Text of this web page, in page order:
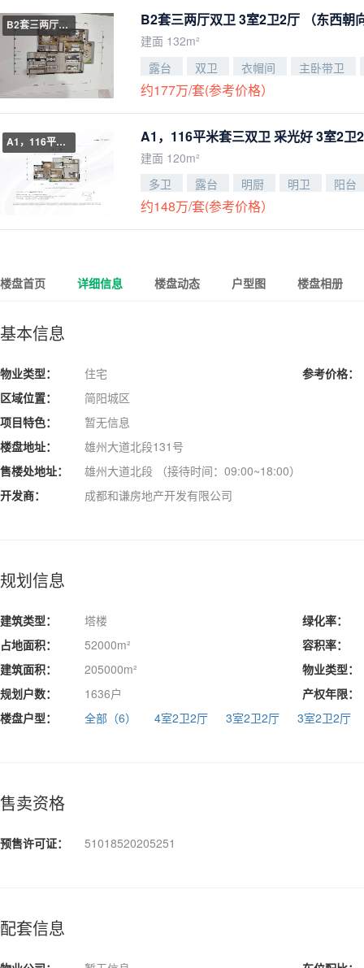
B2套三两厅双卫 B2套三两厅双卫 3室2卫2厅 （东西朝
建面 132m²
露台
双卫 衣帽间 主卧带卫
约177万/套(参考价格）
A1，116平米套三双卫 采光好 A1，116平米套三双卫 采光好 3室2卫
建面 120m²
多卫
露台 明厨 明卫 阳台
约148万/套(参考价格）
楼盘首页 详细信息 楼盘动态 户型图 楼盘相册
基本信息
物业类型： 住宅
参考价格：
区域位置：
简阳城区
项目特色：
暂无信息
楼盘地址：
雄州大道北段131号
售楼处地址：
雄州大道北段 （接待时间：09:00~18:00）
开发商：
成都和谦房地产开发有限公司
规划信息
建筑类型： 塔楼
绿化率：
占地面积：
52000m²
容积率：
建筑面积：
205000m²
物业类型：
规划户数：
1636户
产权年限：
楼盘户型：
全部（6） 4室2卫2厅 3室2卫2厅 3室2卫2厅
售卖资格
预售许可证： 51018520205251
配套信息